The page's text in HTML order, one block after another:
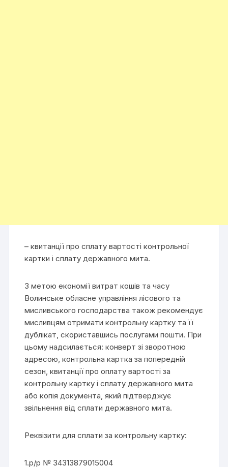
– квитанції про сплату вартості контрольної
картки і сплату державного мита.
З метою економії витрат кошів та часу
Волинське обласне управління лісового та
мисливського господарства також рекомендує
мисливцям отримати контрольну картку та її
дублікат, скориставшись послугами пошти. При
цьому надсилається: конверт зі зворотною
адресою, контрольна картка за попередній
сезон, квитанції про оплату вартості за
контрольну картку і сплату державного мита
або копія документа, який підтверджує
звільнення від сплати державного мита.
Реквізити для сплати за контрольну картку:
1.р/р № 34313879015004